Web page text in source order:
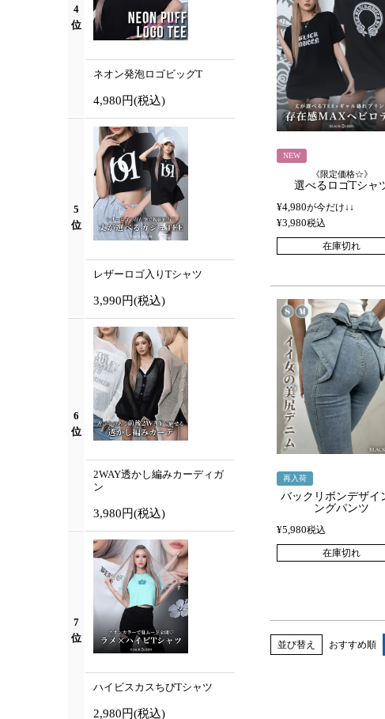
4
位
ネオン発泡ロゴビッグT
4,980円(税込)
5
位
レザーロゴ入りTシャツ
3,990円(税込)
6
位
2WAY透かし編みカーディガ
ン
3,980円(税込)
7
位
ハイビスカスちびTシャツ
2,980円(税込)
NEW
《限定価格☆》
選べるロゴTシャ
¥4,980が今だけ↓↓
¥3,980税込
在庫切れ
再入荷
バックリボンデザイ
ングパンツ
¥5,980税込
在庫切れ
並び替え おすすめ順